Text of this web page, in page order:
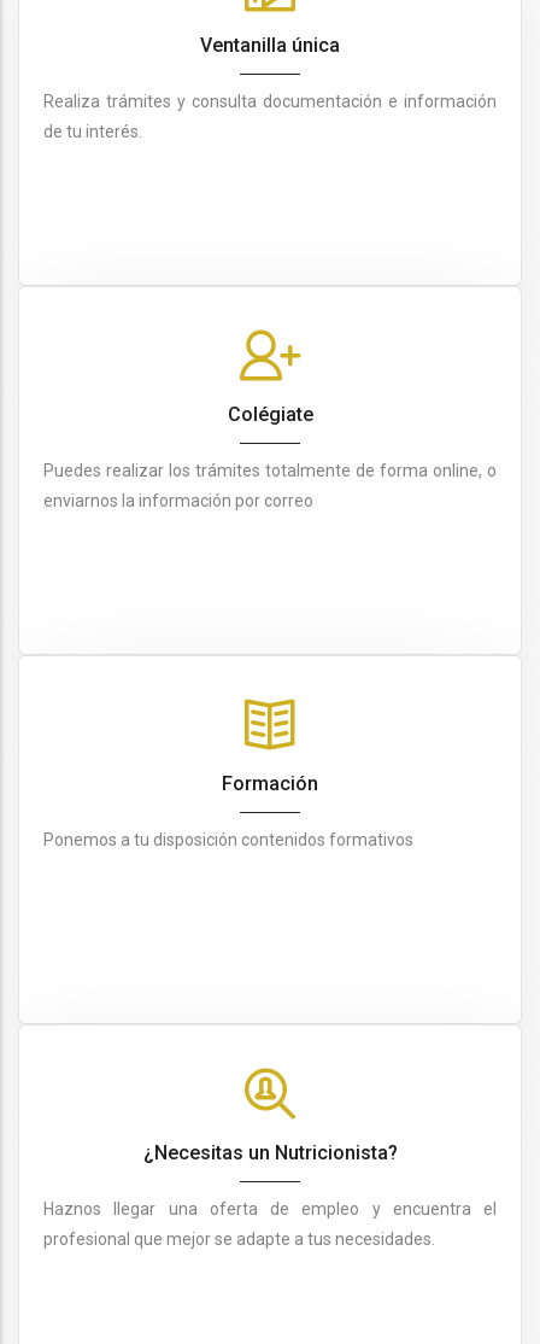
Ventanilla única
Realiza trámites y consulta documentación e información
de tu interés.
Colégiate
Puedes realizar los trámites totalmente de forma online, o
enviarnos la información por correo
Formación
Ponemos a tu disposición contenidos formativos
¿Necesitas un Nutricionista?
Haznos llegar una oferta de empleo y encuentra el
profesional que mejor se adapte a tus necesidades.